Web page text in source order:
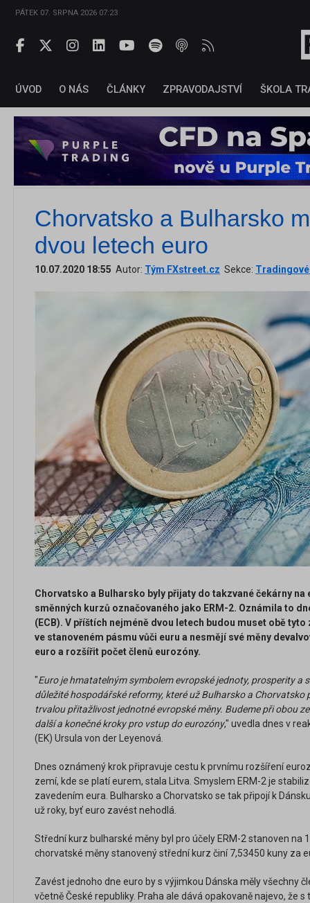
PÁTEK 07. SRPNA 2026 07:23
ÚVOD O NÁS ČLÁNKY ZPRAVODAJSTVÍ ŠKOLA
Chorvatsko a Bulharsko
dvou letech euro
10.07.2020 18:55 Autor: Tým FXstreet.cz Sekce: Tradingové
Chorvatsko a Bulharsko byly přijaty do takzvané čekárny
směnných kurzů označovaného jako ERM-2. Oznámila to
(ECB). V příštích nejméně dvou letech budou muset obě
ve stanoveném pásmu vůči euru a nesmějí své měny
euro a rozšířit počet členů eurozóny.
"Euro je hmatatelným symbolem evropské jednoty, prosperity a
důležité hospodářské reformy, které už Bulharsko a Chorvatsko
trvalou přitažlivost jednotné evropské měny. Budeme při obou
další a konečné kroky pro vstup do eurozóny," uvedla dnes v
(EK) Ursula von der Leyenová.
Dnes oznámený krok připravuje cestu k prvnímu rozšíření
zemí, kde se platí eurem, stala Litva. Smyslem ERM-2 je
zavedením eura. Bulharsko a Chorvatsko se tak připojí k
už roky, byť euro zavést nehodlá.
Střední kurz bulharské měny byl pro účely ERM-2 stanoven na
chorvatské měny stanovený střední kurz činí 7,53450 kuny za
Zavést jednoho dne euro by s výjimkou Dánska měly všechny
včetně České republiky. Praha ale dává opakovaně najevo, že